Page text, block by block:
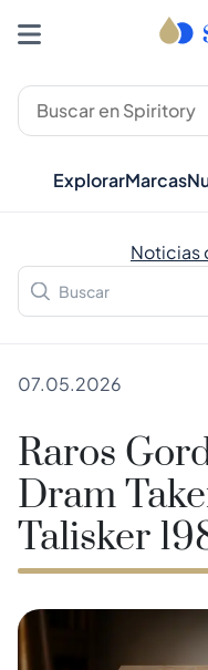
ExplorarMarcas
Noticias
07.05.2026
Raros
Dram
Talisker